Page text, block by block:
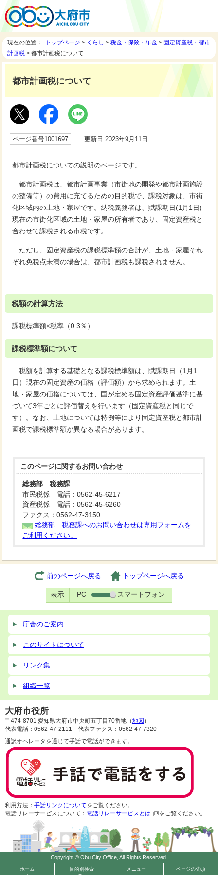
現在の位置： トップページ > くらし > 税金・保険・年金 > 固定資産税・都市
計画税 > 都市計画税について
都市計画税について
ページ番号1001697 更新日 2023年9月11日
都市計画税についての説明のページです。
都市計画税は、都市計画事業（市街地の開発や都市計画施設
の整備等）の費用に充てるための目的税で、課税対象は、市街
化区域内の土地・家屋です。納税義務者は、賦課期日(1月1日)
現在の市街化区域の土地・家屋の所有者であり、固定資産税と
合わせて課税される市税です。
ただし、固定資産税の課税標準額の合計が、土地・家屋それ
ぞれ免税点未満の場合は、都市計画税も課税されません。
税額の計算方法
課税標準額×税率（0.3％）
課税標準額について
税額を計算する基礎となる課税標準額は、賦課期日（1月1
日）現在の固定資産の価格（評価額）から求められます。土
地・家屋の価格については、国が定める固定資産評価基準に基
づいて3年ごとに評価替えを行います（固定資産税と同じで
す）。なお、土地については特例等により固定資産税と都市計
画税で課税標準額が異なる場合があります。
このページに関するお問い合わせ
総務部 税務課
市民税係 電話：0562-45-6217
資産税係 電話：0562-45-6260
ファクス：0562-47-3150
総務部 税務課へのお問い合わせは専用フォームを
ご利用ください。
前のページへ戻る トップページへ戻る
表示 PC スマートフォン
ホーム 目的別検索 メニュー ページの先頭
庁舎のご案内
このサイトについて
リンク集
組織一覧
大府市役所
〒474-8701 愛知県大府市中央町五丁目70番地（地図 ）
代表電話：0562-47-2111 代表ファクス：0562-47-7320
通訳オペレータを通じて手話で電話ができます。
利用方法： 手話リンクについてをご覧ください。
電話リレーサービスについて： 電話リレーサービスとは をご覧ください。
Copyright © Obu City Office, All Rights Reserved.